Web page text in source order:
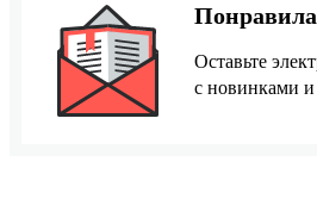
Оставьте
с новинками